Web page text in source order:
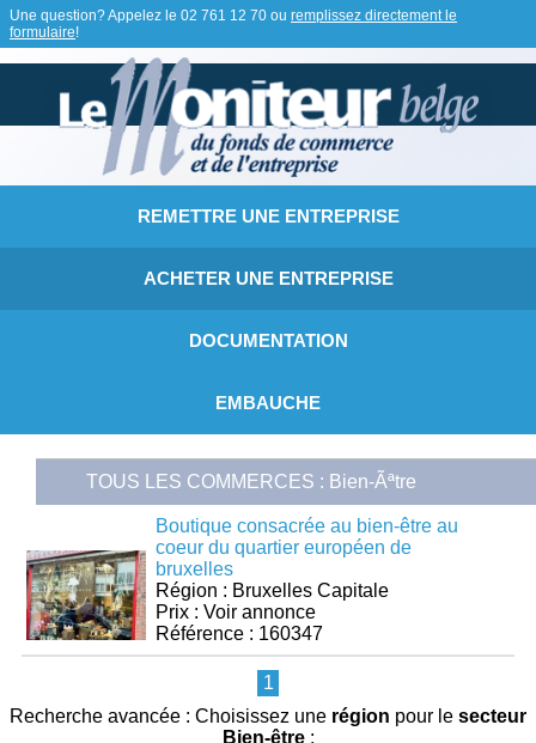
Une question? Appelez le 02 761 12 70 ou remplissez directement le
formulaire!
REMETTRE UNE ENTREPRISE
ACHETER UNE ENTREPRISE
DOCUMENTATION
EMBAUCHE
TOUS LES COMMERCES : Bien-Ãªtre
Boutique consacrée au bien-être au
coeur du quartier européen de
bruxelles
Région : Bruxelles Capitale
Prix : Voir annonce
Référence : 160347
1
Recherche avancée : Choisissez une région pour le secteur
Bien-être: